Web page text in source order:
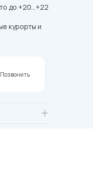
до +20…+22
курорты и
Позвонить